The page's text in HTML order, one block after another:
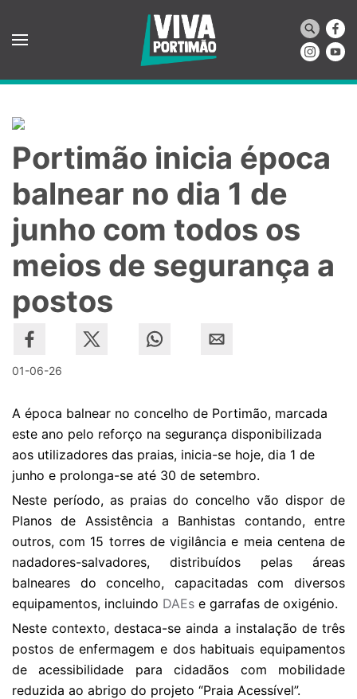
Saltar para o conteúdo principal
Portimão inicia época
balnear no dia 1 de
junho com todos os
meios de segurança a
postos
01-06-26
A época balnear no concelho de Portimão, marcada
este ano pelo reforço na segurança disponibilizada
aos utilizadores das praias, inicia-se hoje, dia 1 de
junho e prolonga-se até 30 de setembro.
Neste período, as praias do concelho vão dispor de
Planos de Assistência a Banhistas contando, entre
outros, com 15 torres de vigilância e meia centena de
nadadores-salvadores, distribuídos pelas áreas
balneares do concelho, capacitadas com diversos
equipamentos, incluindo DAEs e garrafas de oxigénio.
Neste contexto, destaca-se ainda a instalação de três
postos de enfermagem e dos habituais equipamentos
de acessibilidade para cidadãos com mobilidade
reduzida ao abrigo do projeto “Praia Acessível”.